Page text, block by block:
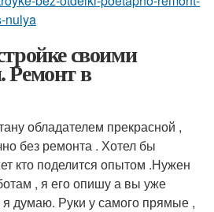
nulya
своими
в
обладателем прекрасной ,
без ремонта . Хотел бы
кто поделится опытом .Нужен
, я его опишу а вы уже
думаю. Руки у самого прямые ,